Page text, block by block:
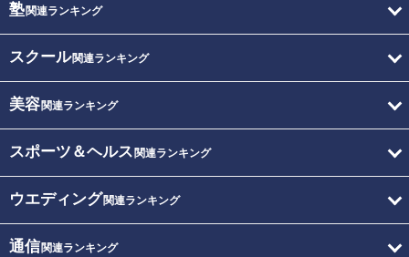
塾関連ランキング
スクール関連ランキング
美容関連ランキング
スポーツ＆ヘルス 関連ランキング
ウエディング関連ランキング
通信関連ランキング